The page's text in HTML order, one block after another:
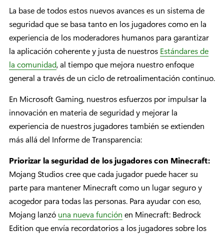
La base de todos estos nuevos avances es un sistema de
seguridad que se basa tanto en los jugadores como en la
experiencia de los moderadores humanos para garantizar
la aplicación coherente y justa de nuestros Estándares de
la comunidad, al tiempo que mejora nuestro enfoque
general a través de un ciclo de retroalimentación continuo.
En Microsoft Gaming, nuestros esfuerzos por impulsar la
innovación en materia de seguridad y mejorar la
experiencia de nuestros jugadores también se extienden
más allá del Informe de Transparencia:
Priorizar la seguridad de los jugadores con Minecraft:
Mojang Studios cree que cada jugador puede hacer su
parte para mantener Minecraft como un lugar seguro y
acogedor para todas las personas. Para ayudar con eso,
Mojang lanzó una nueva función en Minecraft: Bedrock
Edition que envía recordatorios a los jugadores sobre los